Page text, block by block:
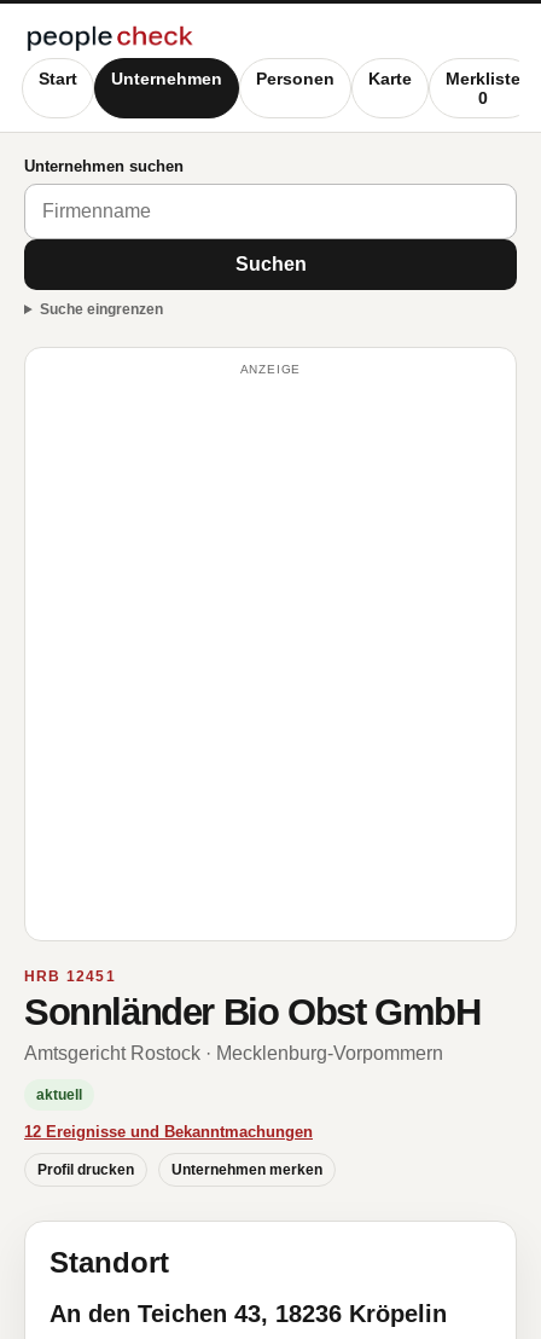
Start Unternehmen Personen Karte
Merkliste
0
Unternehmen suchen
Suchen
Suche eingrenzen
ANZEIGE
HRB 12451
Sonnländer Bio Obst GmbH
Amtsgericht Rostock · Mecklenburg-Vorpommern
aktuell
12 Ereignisse und Bekanntmachungen
Profil drucken Unternehmen merken
Standort
An den Teichen 43, 18236 Kröpelin